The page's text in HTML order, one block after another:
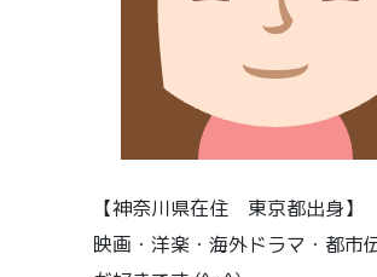
【神奈川県在住 東京都出身】
映画・洋楽・海外ドラマ・都市